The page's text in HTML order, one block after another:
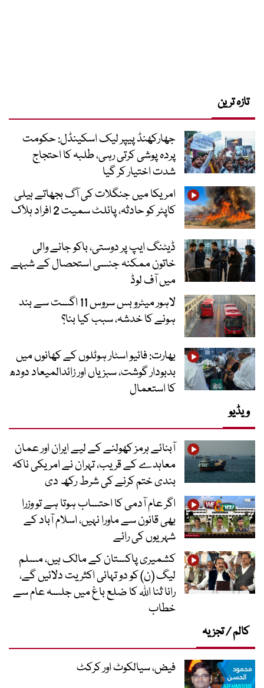
تازہ ترین
جھارکھنڈ پیپر لیک اسکینڈل: حکومت
پردہ پوشی کرتی رہی، طلبہ کا احتجاج
شدت اختیار کر گیا
امریکا میں جنگلات کی آگ بجھاتے ہیلی
کاپٹر کو حادثہ، پائلٹ سمیت 2 افراد ہلاک
ڈیٹنگ ایپ پر دوستی، باکو جانے والی
خاتون ممکنہ جنسی استحصال کے شبہے
میں آف لوڈ
لاہور میٹرو بس سروس 11 اگست سے بند
ہونے کا خدشہ، سبب کیا بنا؟
بھارت: فائیو اسٹار ہوٹلوں کے کھانوں میں
بدبودار گوشت، سبزیاں اور زائدالمیعاد دودھ
کا استعمال
ویڈیو
آبنائے ہرمز کھولنے کے لیے ایران اور عمان
معاہدے کے قریب، تہران نے امریکی ناکہ
بندی ختم کرنے کی شرط رکھ دی
اگر عام آدمی کا احتساب ہوتا ہے تو وزرا
بھی قانون سے ماورا نہیں، اسلام آباد کے
شہریوں کی رائے
کشمیری پاکستان کے مالک ہیں، مسلم
لیگ (ن) کو دو تہائی اکثریت دلائیں گے،
رانا ثنا اللہ کا ضلع باغ میں جلسہ عام سے
خطاب
کالم / تجزیہ
فیض، سیالکوٹ اور کرکٹ